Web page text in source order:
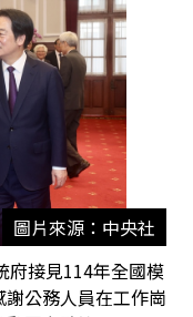
圖片來源：中央社
府接見114年全國模
公務人員在工作崗